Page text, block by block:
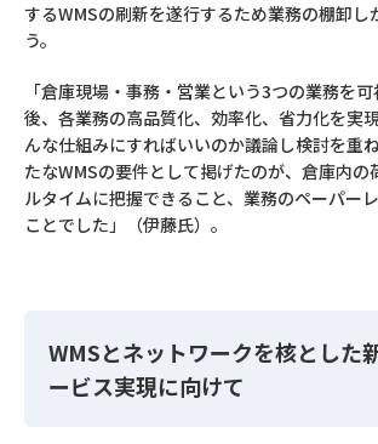
するWMSの刷新を遂行するため業務の棚卸し
う。
「倉庫現場・事務・営業という3つの業務を
後、各業務の高品質化、効率化、省力化を実
んな仕組みにすればいいのか議論し検討を重
たなWMSの要件として掲げたのが、倉庫内の
ルタイムに把握できること、業務のペーパー
ことでした」（伊藤氏）。
WMSとネットワークを核とした
ービス実現に向けて